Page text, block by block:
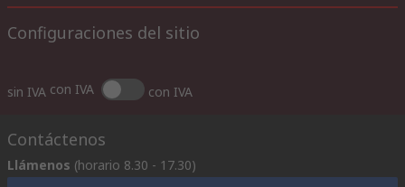
Configuraciones del sitio
sin IVA con IVA con IVA
Contáctenos
Llámenos (horario 8.30 - 17.30)